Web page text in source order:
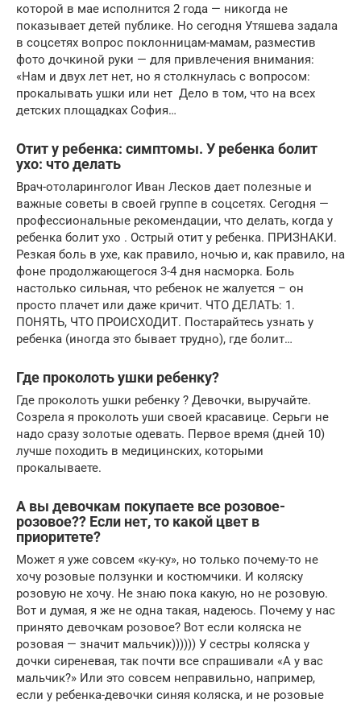
которой в мае исполнится 2 года — никогда не
показывает детей публике. Но сегодня Утяшева задала
в соцсетях вопрос поклонницам-мамам, разместив
фото дочкиной руки — для привлечения внимания:
«Нам и двух лет нет, но я столкнулась с вопросом:
прокалывать ушки или нет ️ Дело в том, что на всех
детских площадках София…
Отит у ребенка: симптомы. У ребенка болит
ухо: что делать
Врач-отоларинголог Иван Лесков дает полезные и
важные советы в своей группе в соцсетях. Сегодня —
профессиональные рекомендации, что делать, когда у
ребенка болит ухо . Острый отит у ребенка. ПРИЗНАКИ.
Резкая боль в ухе, как правило, ночью и, как правило, на
фоне продолжающегося 3-4 дня насморка. Боль
настолько сильная, что ребенок не жалуется – он
просто плачет или даже кричит. ЧТО ДЕЛАТЬ: 1.
ПОНЯТЬ, ЧТО ПРОИСХОДИТ. Постарайтесь узнать у
ребенка (иногда это бывает трудно), где болит…
Где проколоть ушки ребенку?
Где проколоть ушки ребенку ? Девочки, выручайте.
Созрела я проколоть уши своей красавице. Серьги не
надо сразу золотые одевать. Первое время (дней 10)
лучше походить в медицинских, которыми
прокалываете.
А вы девочкам покупаете все розовое-
розовое?? Если нет, то какой цвет в
приоритете?
Может я уже совсем «ку-ку», но только почему-то не
хочу розовые ползунки и костюмчики. И коляску
розовую не хочу. Не знаю пока какую, но не розовую.
Вот и думая, я же не одна такая, надеюсь. Почему у нас
принято девочкам розовое? Вот если коляска не
розовая — значит мальчик)))))) У сестры коляска у
дочки сиреневая, так почти все спрашивали «А у вас
мальчик?» Или это совсем неправильно, например,
если у ребенка-девочки синяя коляска, и не розовые